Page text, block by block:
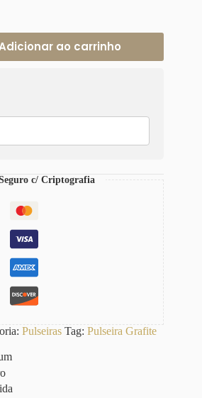
ao carrinho
c/ Criptografia
Pulseiras Tag: Pulseira Grafite